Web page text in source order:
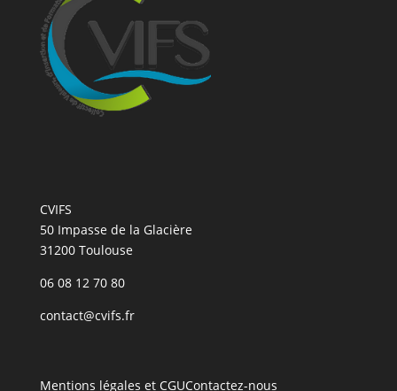
CVIFS
50 Impasse de la Glacière
31200 Toulouse
06 08 12 70 80
contact@cvifs.fr
Mentions légales et CGUContactez-nous